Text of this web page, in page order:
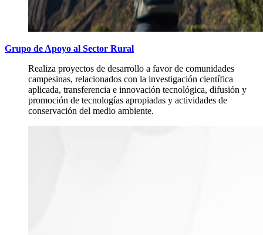
Grupo de Apoyo al Sector Rural
Realiza proyectos de desarrollo a favor de comunidades
campesinas, relacionados con la investigación científica
aplicada, transferencia e innovación tecnológica, difusión y
promoción de tecnologías apropiadas y actividades de
conservación del medio ambiente.